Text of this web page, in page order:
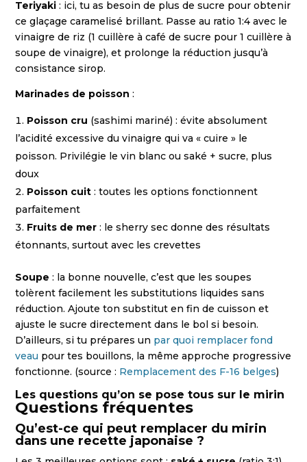
Teriyaki : ici, tu as besoin de plus de sucre pour obtenir
ce glaçage caramelisé brillant. Passe au ratio 1:4 avec le
vinaigre de riz (1 cuillère à café de sucre pour 1 cuillère à
soupe de vinaigre), et prolonge la réduction jusqu’à
consistance sirop.
Marinades de poisson :
Poisson cru (sashimi mariné) : évite absolument
l’acidité excessive du vinaigre qui va « cuire » le
poisson. Privilégie le vin blanc ou saké + sucre, plus
doux
Poisson cuit : toutes les options fonctionnent
parfaitement
Fruits de mer : le sherry sec donne des résultats
étonnants, surtout avec les crevettes
Soupe : la bonne nouvelle, c’est que les soupes
tolèrent facilement les substitutions liquides sans
réduction. Ajoute ton substitut en fin de cuisson et
ajuste le sucre directement dans le bol si besoin.
D’ailleurs, si tu prépares un par quoi remplacer fond
veau pour tes bouillons, la même approche progressive
fonctionne. (source : Remplacement des F-16 belges)
Les questions qu’on se pose tous sur le mirin
Questions fréquentes
Qu’est-ce qui peut remplacer du mirin
dans une recette japonaise ?